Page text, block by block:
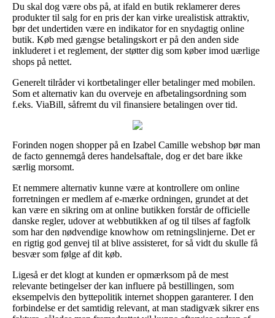
Du skal dog være obs på, at ifald en butik reklamerer deres
produkter til salg for en pris der kan virke urealistisk attraktiv,
bør det undertiden være en indikator for en snydagtig online
butik. Køb med gængse betalingskort er på den anden side
inkluderet i et reglement, der støtter dig som køber imod uærlige
shops på nettet.
Generelt tilråder vi kortbetalinger eller betalinger med mobilen.
Som et alternativ kan du overveje en afbetalingsordning som
f.eks. ViaBill, såfremt du vil finansiere betalingen over tid.
Forinden nogen shopper på en Izabel Camille webshop bør man
de facto gennemgå deres handelsaftale, dog er det bare ikke
særlig morsomt.
Et nemmere alternativ kunne være at kontrollere om online
forretningen er medlem af e-mærke ordningen, grundet at det
kan være en sikring om at online butikken forstår de officielle
danske regler, udover at webbutikken af og til tilses af fagfolk
som har den nødvendige knowhow om retningslinjerne. Det er
en rigtig god genvej til at blive assisteret, for så vidt du skulle få
besvær som følge af dit køb.
Ligeså er det klogt at kunden er opmærksom på de mest
relevante betingelser der kan influere på bestillingen, som
eksempelvis den byttepolitik internet shoppen garanterer. I den
forbindelse er det samtidig relevant, at man stadigvæk sikrer ens